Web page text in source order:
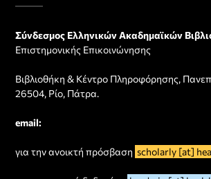
Σύνδεσμος Ελληνικών Ακαδημαϊκών
Επιστημονικής Επικοινώνησης
Βιβλιοθήκη & Κέντρο Πληροφόρησης,
26504, Ρίο, Πάτρα.
email:
για την ανοικτή πρόσβαση scholarly [at]